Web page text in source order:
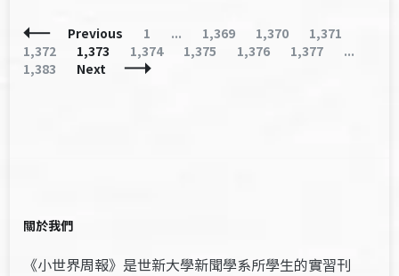
Posts
Navigation
Previous Page
1 ... Page
1,369 Page
1,370 Page
1,371
1,372
Page
1,373 Page
1,374 Page
1,375 Page
1,376 Page
1,377 ...
1,383
Next
關於我們
《小世界周報》是世新大學新聞學系所學生的實習刊